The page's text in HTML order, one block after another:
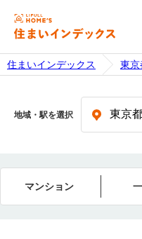
住まいインデックス 東京
地域・駅を選択
マンション